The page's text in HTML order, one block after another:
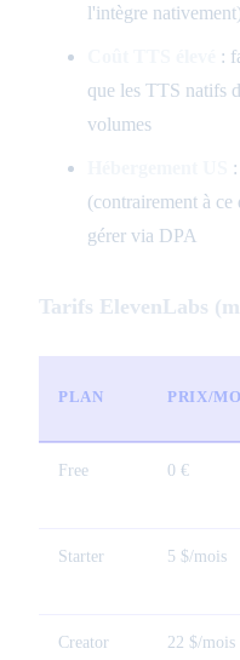
l'intègre
:
que les TTS natifs
volumes
(contrairement à
gérer via DPA
Tarifs ElevenLabs
PLAN PRIX/
Free 0 €
Starter 5 $/mois
Creator 22 $/mois